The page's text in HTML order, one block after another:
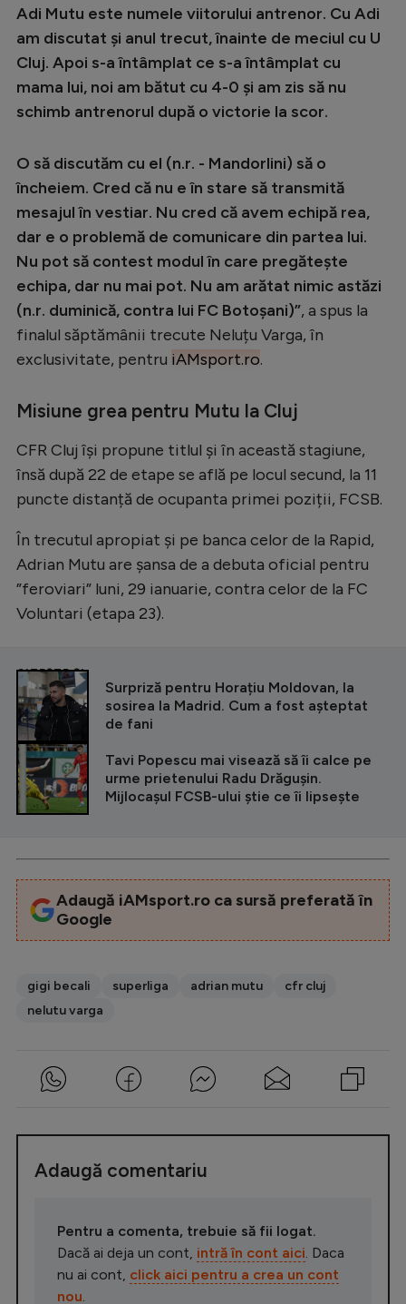
Intră în cont
Creează cont
Adi Mutu este numele viitorului antrenor. Cu Adi
am discutat și anul trecut, înainte de meciul cu U
Cluj. Apoi s-a întâmplat ce s-a întâmplat cu
mama lui, noi am bătut cu 4-0 și am zis să nu
schimb antrenorul după o victorie la scor.
O să discutăm cu el (n.r. - Mandorlini) să o
încheiem. Cred că nu e în stare să transmită
mesajul în vestiar. Nu cred că avem echipă rea,
dar e o problemă de comunicare din partea lui.
Nu pot să contest modul în care pregătește
echipa, dar nu mai pot. Nu am arătat nimic astăzi
(n.r. duminică, contra lui FC Botoșani)”, a spus la
finalul săptămânii trecute Neluțu Varga, în
exclusivitate, pentru iAMsport.ro.
Misiune grea pentru Mutu la Cluj
CFR Cluj își propune titlul și în această stagiune,
însă după 22 de etape se află pe locul secund, la 11
puncte distanță de ocupanta primei poziții, FCSB.
În trecutul apropiat și pe banca celor de la Rapid,
Adrian Mutu are șansa de a debuta oficial pentru
”feroviari” luni, 29 ianuarie, contra celor de la FC
Voluntari (etapa 23).
CITEȘTE ȘI
Surpriză pentru Horațiu Moldovan, la
sosirea la Madrid. Cum a fost așteptat
de fani
Tavi Popescu mai visează să îi calce pe
urme prietenului Radu Drăgușin.
Mijlocașul FCSB-ului știe ce îi lipsește
Adaugă iAMsport.ro ca sursă preferată în
Google
gigi becali superliga adrian mutu
cfr cluj
nelutu varga
Adaugă comentariu
Pentru a comenta, trebuie să fii logat.
Dacă ai deja un cont, intră în cont aici . Daca
nu ai cont, click aici pentru a crea un cont
nou